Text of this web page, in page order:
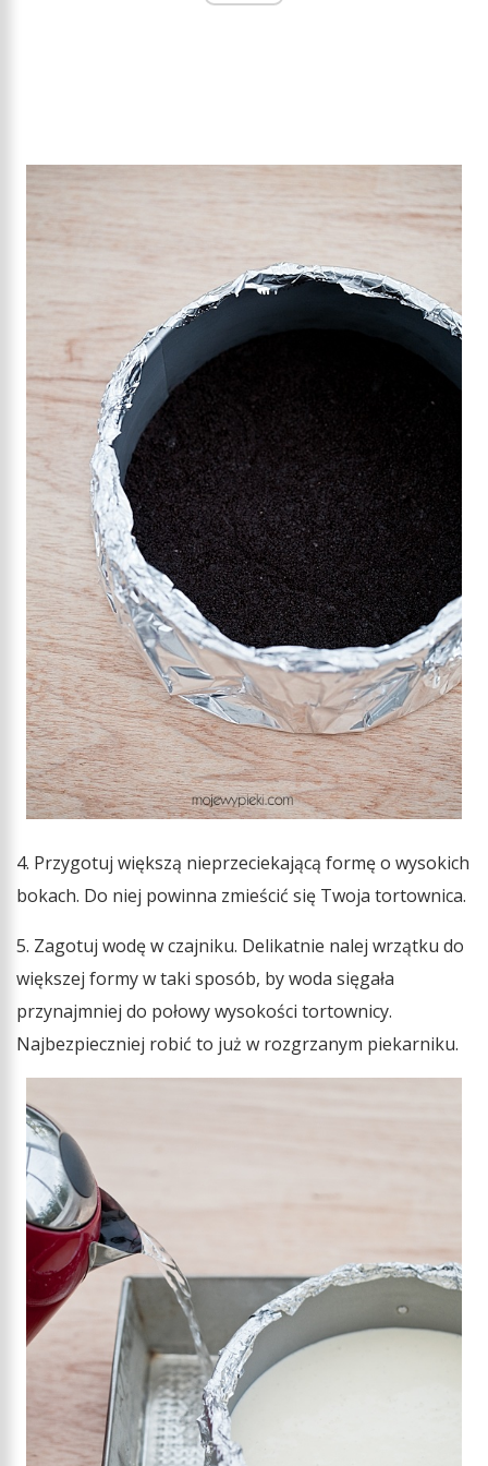
4. Przygotuj większą nieprzeciekającą formę o wysokich
bokach. Do niej powinna zmieścić się Twoja tortownica.
5. Zagotuj wodę w czajniku. Delikatnie nalej wrzątku do
większej formy w taki sposób, by woda sięgała
przynajmniej do połowy wysokości tortownicy.
Najbezpieczniej robić to już w rozgrzanym piekarniku.